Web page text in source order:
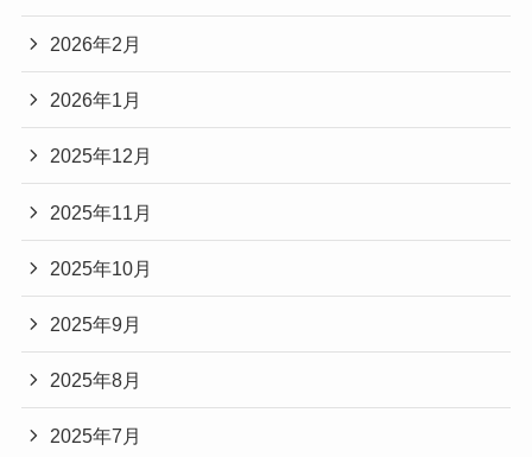
2026年2月
2026年1月
2025年12月
2025年11月
2025年10月
2025年9月
2025年8月
2025年7月